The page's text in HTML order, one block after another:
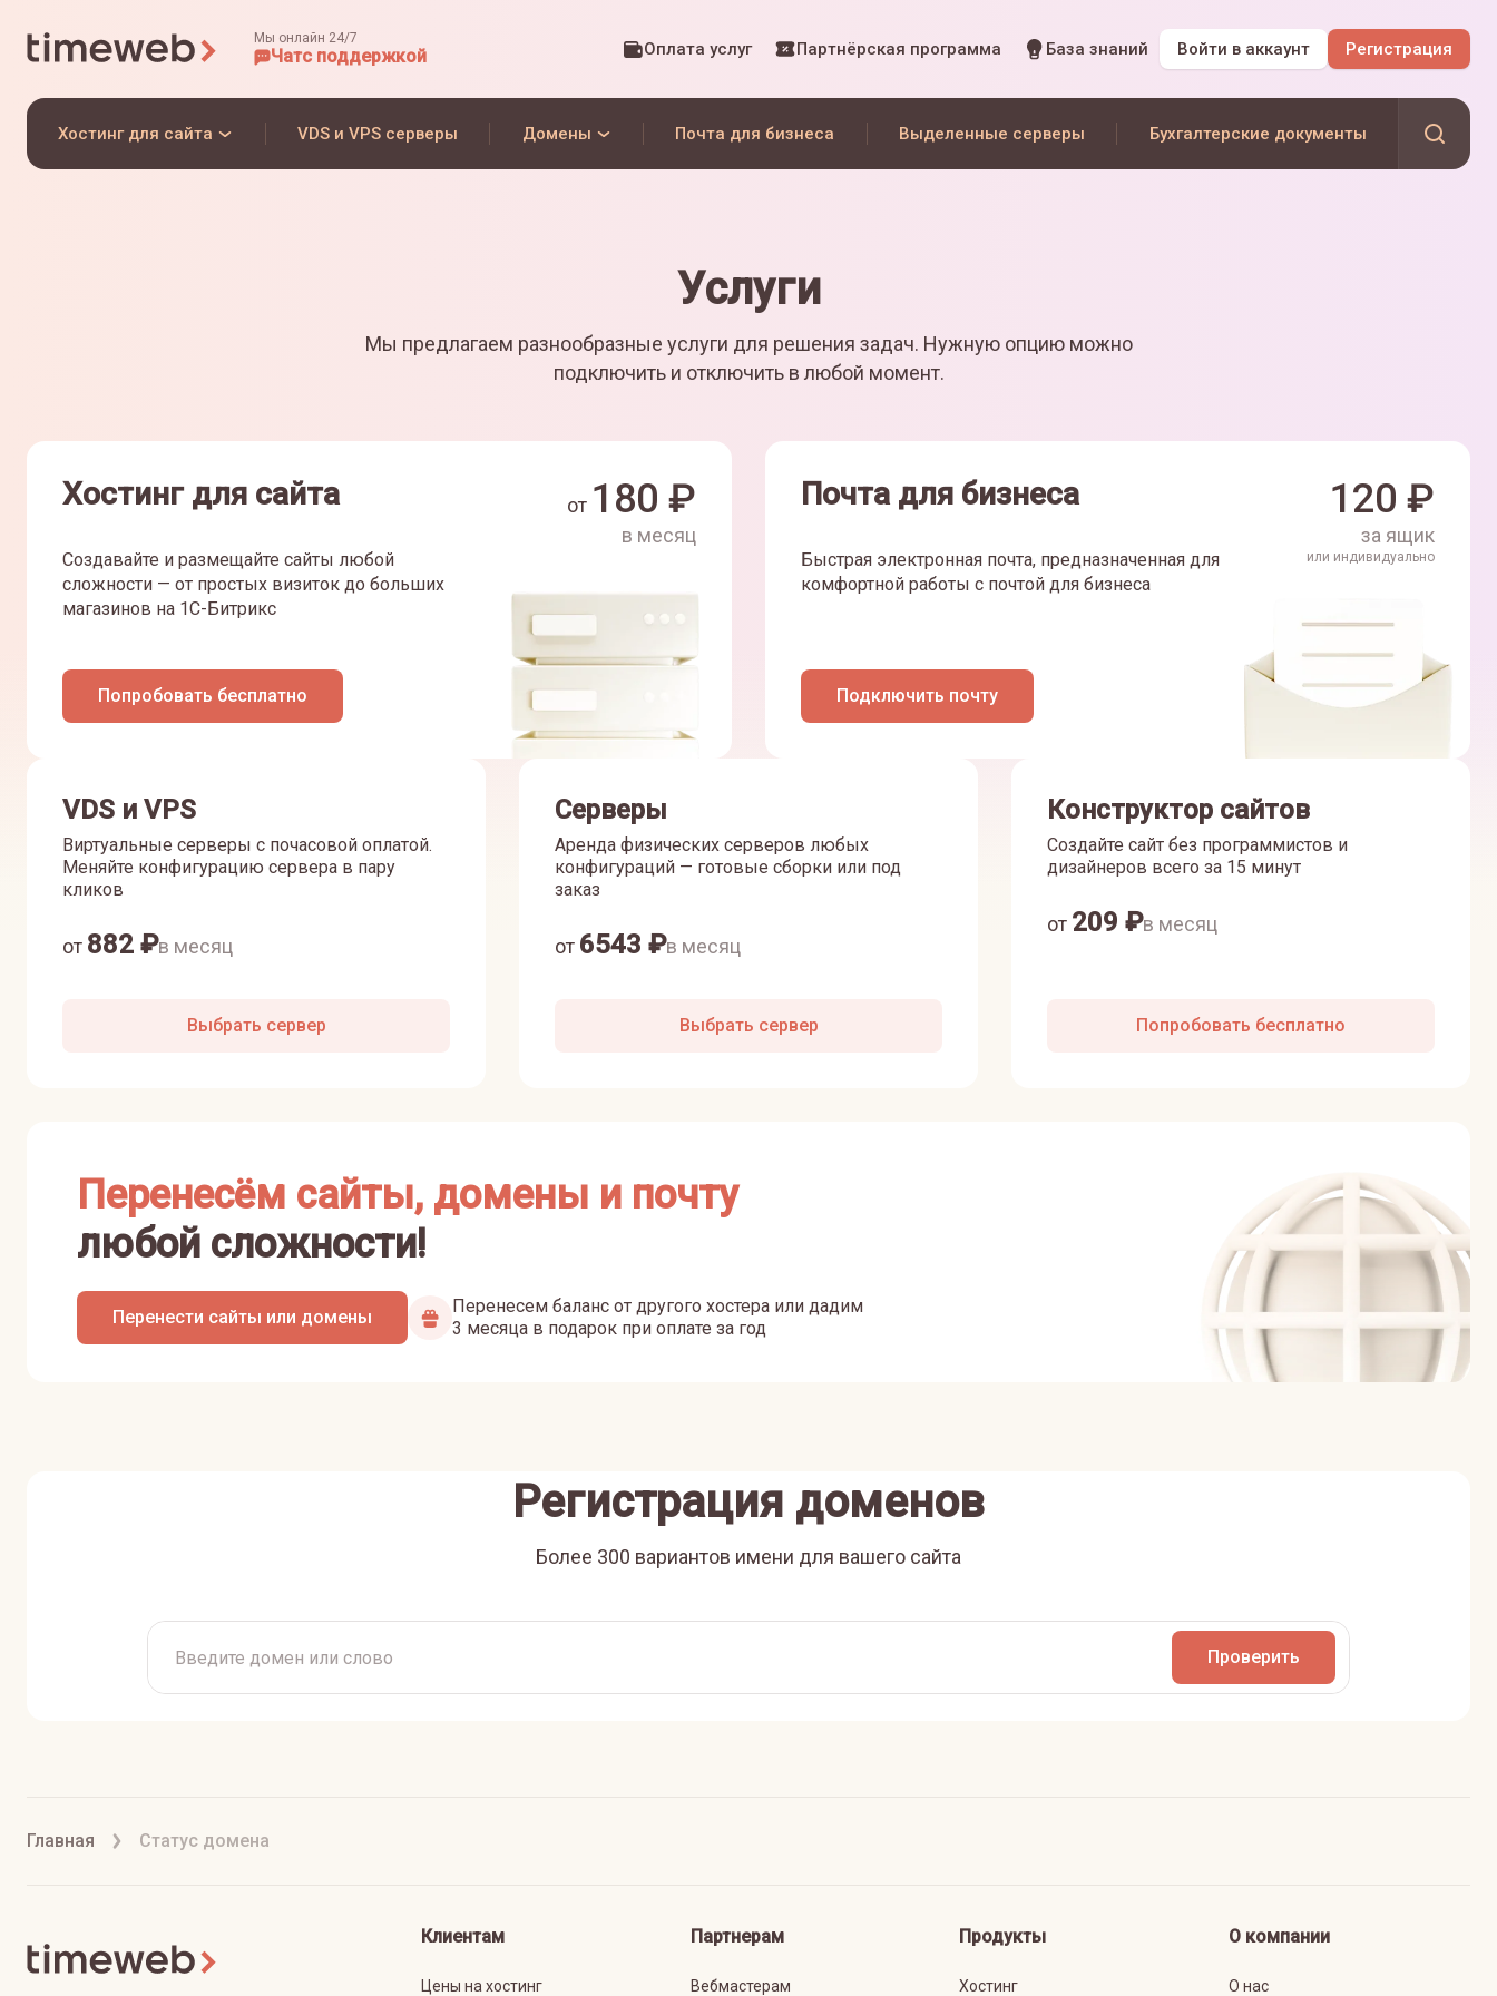
Мы онлайн 24/7
Чатс поддержкой Оплата услуг Партнёрская программа База знаний Войти в аккаунт Регистрация
Хостинг для сайта VDS и VPS серверы Домены Почта для бизнеса Выделенные серверы Бухгалтерские документы
Услуги
Мы предлагаем разнообразные услуги для решения задач. Нужную опцию можно
подключить и отключить в любой момент.
Хостинг для сайта
Создавайте и размещайте сайты любой
сложности — от простых визиток до больших
магазинов на 1С-Битрикс
Попробовать бесплатно
от 180 ₽
в месяц
Почта для бизнеса
Быстрая электронная почта, предназначенная для
комфортной работы с почтой для бизнеса
Подключить почту
120 ₽
за ящик
или индивидуально
VDS и VPS
Виртуальные серверы с почасовой оплатой.
Меняйте конфигурацию сервера в пару
кликов
от 882 ₽в месяц
Выбрать сервер
Серверы
Аренда физических серверов любых
конфигураций — готовые сборки или под
заказ
от 6543 ₽в месяц
Выбрать сервер
Конструктор сайтов
Создайте сайт без программистов и
дизайнеров всего за 15 минут
от 209 ₽в месяц
Попробовать бесплатно
Перенесём сайты, домены и почту
любой сложности!
Перенести сайты или домены
Перенесем баланс от другого хостера или дадим
3 месяца в подарок при оплате за год
Регистрация доменов
Более 300 вариантов имени для вашего сайта
Проверить
Главная Статус домена
Клиентам
Цены на хостинг
Партнерам
Вебмастерам
Продукты
Хостинг
О компании
О нас